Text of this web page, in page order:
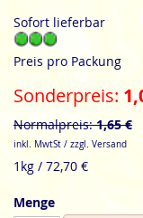
Sofort lieferbar
Preis pro Packung
Sonderpreis
Normalpreis 1,65 €
inkl. MwtSt / zzgl. Versand
1kg / 72,70 €
Menge